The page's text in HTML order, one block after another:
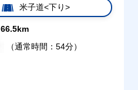
米子道<下り>
66.5km
（通常時間：54分）